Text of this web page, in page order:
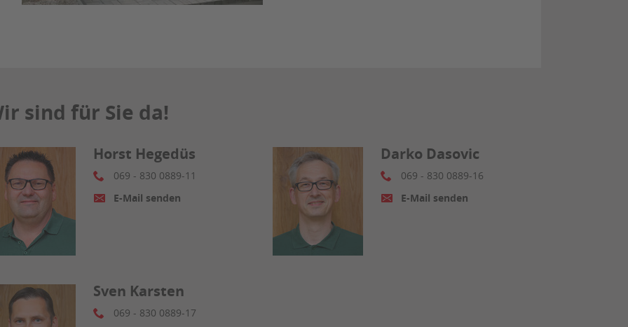
sind für Sie da!
Horst Hegedüs
069 - 830 0889-11
E-Mail senden
Sven Karsten
069 - 830 0889-17
Darko Dasovic
069 - 830 0889-16
E-Mail senden